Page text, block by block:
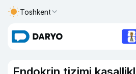
Toshkent